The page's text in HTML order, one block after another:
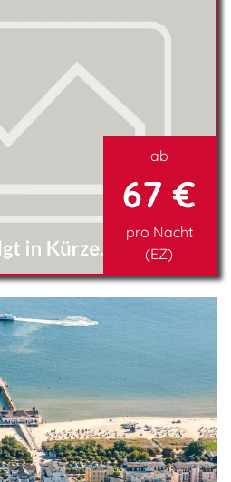
ab
67 €
pro Nacht
(EZ)